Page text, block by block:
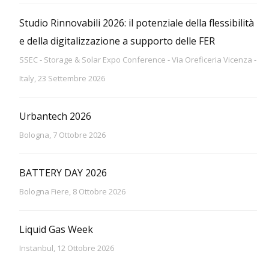
Studio Rinnovabili 2026: il potenziale della flessibilità
e della digitalizzazione a supporto delle FER
SSEC - Storage & Solar Expo Conference - Via Oreficeria Vicenza -
Italy, 23 Settembre 2026
Urbantech 2026
Bologna, 7 Ottobre 2026
BATTERY DAY 2026
Bologna Fiere, 8 Ottobre 2026
Liquid Gas Week
Instanbul, 12 Ottobre 2026